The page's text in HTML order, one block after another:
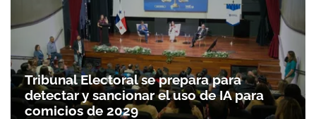
Tribunal Electoral se prepara para
detectar y sancionar el uso de IA para
comicios de 2029